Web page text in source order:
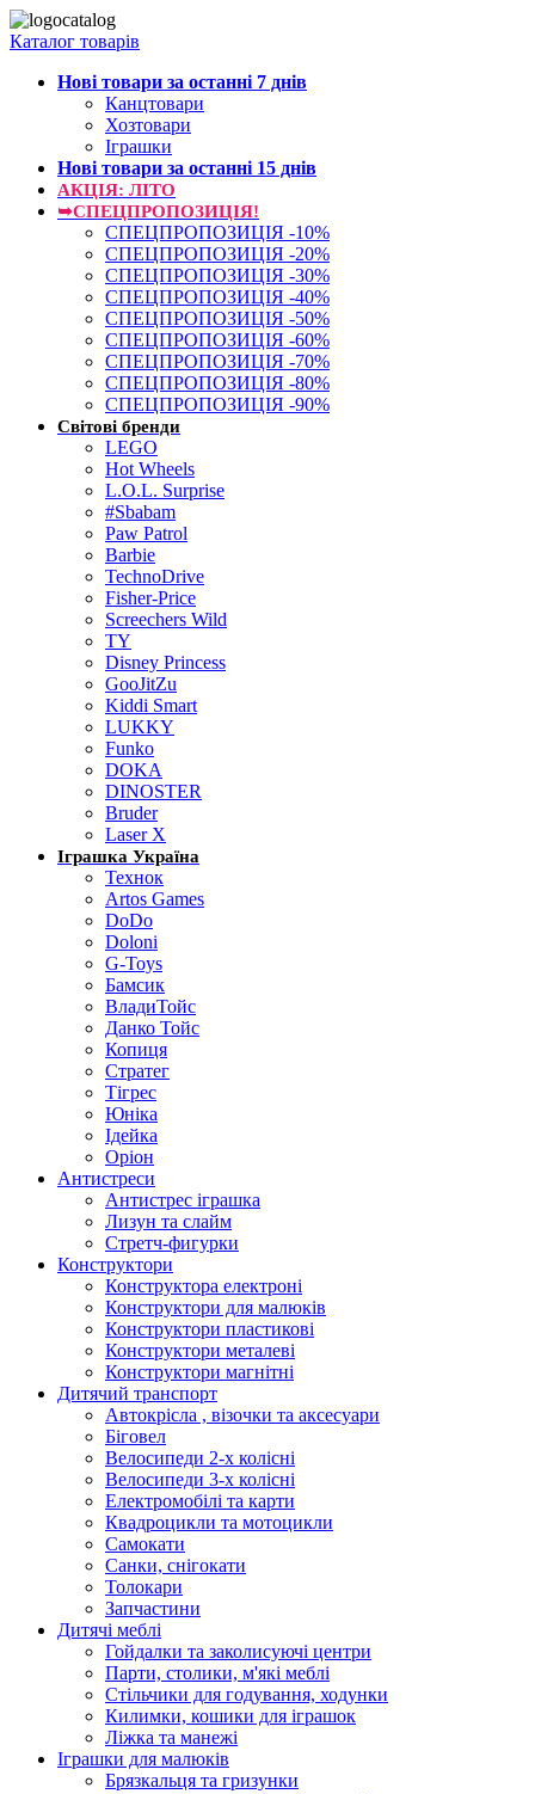
Каталог товарів
Нові товари за останнi 7 днiв
Канцтовари
Хозтовари
Іграшки
Нові товари за останнi 15 днiв
АКЦІЯ: ЛІТО
➥СПЕЦПРОПОЗИЦІЯ!
СПЕЦПРОПОЗИЦІЯ -10%
СПЕЦПРОПОЗИЦІЯ -20%
СПЕЦПРОПОЗИЦІЯ -30%
СПЕЦПРОПОЗИЦІЯ -40%
СПЕЦПРОПОЗИЦІЯ -50%
СПЕЦПРОПОЗИЦІЯ -60%
СПЕЦПРОПОЗИЦІЯ -70%
СПЕЦПРОПОЗИЦІЯ -80%
СПЕЦПРОПОЗИЦІЯ -90%
Світові бренди
LEGO
Hot Wheels
L.O.L. Surprise
#Sbabam
Paw Patrol
Barbie
TechnoDrive
Fisher-Price
Screechers Wild
TY
Disney Princess
GooJitZu
Kiddi Smart
LUKKY
Funko
DOKA
DINOSTER
Bruder
Laser X
Іграшка Україна
Технок
Artos Games
DoDo
Doloni
G-Toys
Бамсик
ВладиТойс
Данко Тойс
Копиця
Стратег
Тігрес
Юніка
Ідейка
Оріон
Антистреси
Антистрес іграшка
Лизун та слайм
Стретч-фигурки
Конструктори
Конструктора електроні
Конструктори для малюків
Конструктори пластикові
Конструктори металеві
Конструктори магнітні
Дитячий транспорт
Автокрісла , візочки та аксесуари
Біговел
Велосипеди 2-х колісні
Велосипеди 3-х колісні
Електромобілі та карти
Квадроцикли та мотоцикли
Самокати
Санки, снігокати
Толокари
Запчастини
Дитячі меблі
Гойдалки та заколисуючі центри
Парти, столики, м'які меблі
Стільчики для годування, ходунки
Килимки, кошики для іграшок
Ліжка та манежі
Іграшки для малюків
Брязкальця та гризунки